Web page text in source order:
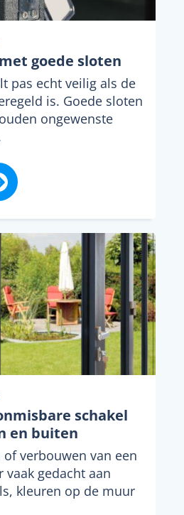
goede sloten
pas echt veilig als de
is. Goede sloten
ongewenste
schakel
en buiten
verbouwen van een
gedacht aan
kleuren op de muur